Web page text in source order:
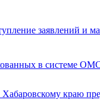
заявлений и
в системе
краю